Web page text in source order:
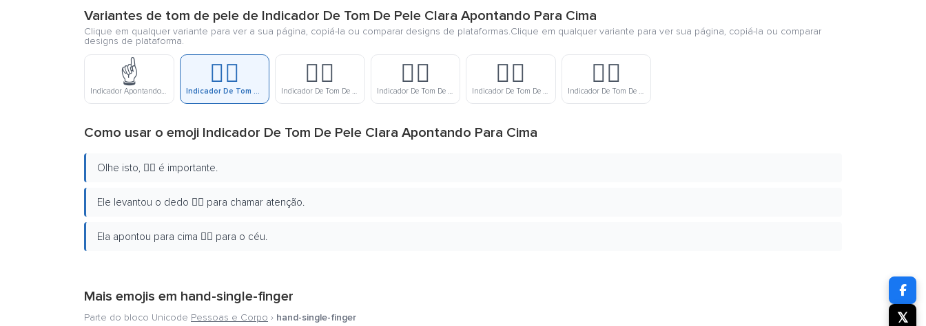
Variantes de tom de pele de Indicador De Tom De Pele Clara Apontando Para Cima
Clique em qualquer variante para ver a sua página, copiá-la ou comparar designs de plataformas.Clique em qualquer variante para ver sua página, copiá-la ou comparar
designs de plataforma.
☝️
Indicador Apontando Para Cima
☝🏻
Indicador De Tom De Pele Clara Apontando Para Cima
☝🏼
Indicador De Tom De Pele Meio Clara Apontando Para Cima
☝🏽
Indicador De Tom De Pele Médio Apontando Para Cima
☝🏾
Indicador De Tom De Pele Meio Escura Apontando Para Cima
☝🏿
Indicador De Tom De Pele Escura Apontando Para Cima
Como usar o emoji Indicador De Tom De Pele Clara Apontando Para Cima
Olhe isto, ☝🏻 é importante.
Ele levantou o dedo ☝🏻 para chamar atenção.
Ela apontou para cima ☝🏻 para o céu.
Mais emojis em hand-single-finger
Parte do bloco Unicode Pessoas e Corpo › hand-single-finger 𝕏